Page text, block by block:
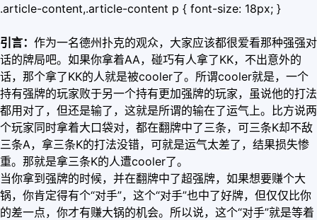
.article-content,.article-content p { font-size: 18px; }
引言： 作为一名德州扑克的观众，大家应该都很爱看那种强强对
话的牌局吧。如果你拿着AA，碰巧有人拿了KK，不出意外的
话，那个拿了KK的人就是被cooler了。所谓cooler就是，一个
持有强牌的玩家败于另一个持有更加强牌的玩家，虽说他的打法
都用对了，但还是输了，这就是所谓的输在了运气上。比方说两
个玩家同时拿着大口袋对，都在翻牌中了三条，可三条K却不敌
三条A，拿三条K的打法没错，可就是运气太差了，结果损失惨
重。那就是拿三条K的人遭cooler了。
当你拿到强牌的时候，并在翻牌中了超强牌，如果想要赚个大
锅，你肯定得有个“对手”，这个“对手”也中了好牌，但仅仅比你
的差一点，你才有赚大锅的机会。所以说，这个“对手”就是等着